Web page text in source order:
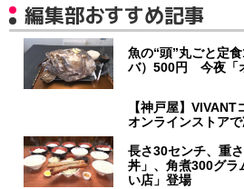
編集部おすすめ記事
魚の“頭”丸ごと定
バ）500円 今夜「
【神戸屋】
オンラインストア
長さ30センチ、重
丼」、角煮300グ
い店」登場